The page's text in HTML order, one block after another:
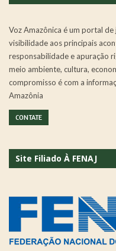
Voz Amazônica é um portal
visibilidade aos principais
responsabilidade e apuração
meio ambiente, cultura,
compromisso é com a
Amazônia
CONTATE
Site Filiado À FENAJ